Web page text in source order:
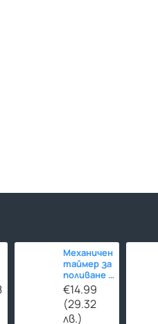
-
Механичен
таймер за
поливане -
120
минути
€14.99
(29.32
лв.)